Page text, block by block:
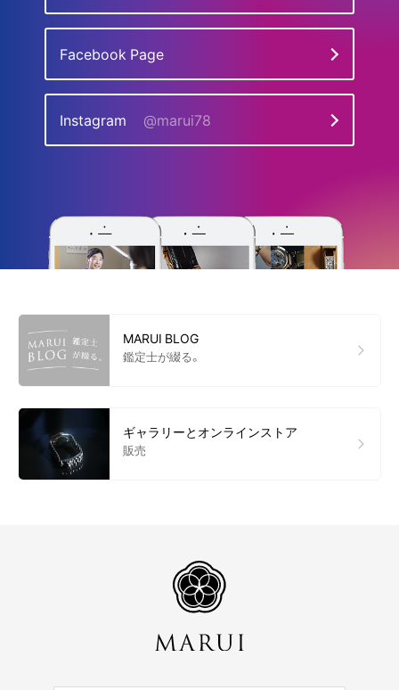
Facebook Page
Instagram @marui78
MARUI BLOG
鑑定士が綴る。
ギャラリーとオンラインストア
販売